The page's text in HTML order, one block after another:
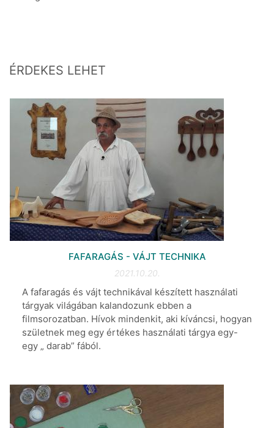
ÉRDEKES LEHET
FAFARAGÁS - VÁJT TECHNIKA
2021.10.20.
A fafaragás és vájt technikával készített használati
tárgyak világában kalandozunk ebben a
filmsorozatban. Hívok mindenkit, aki kíváncsi, hogyan
születnek meg egy értékes használati tárgya egy-
egy „ darab” fából.